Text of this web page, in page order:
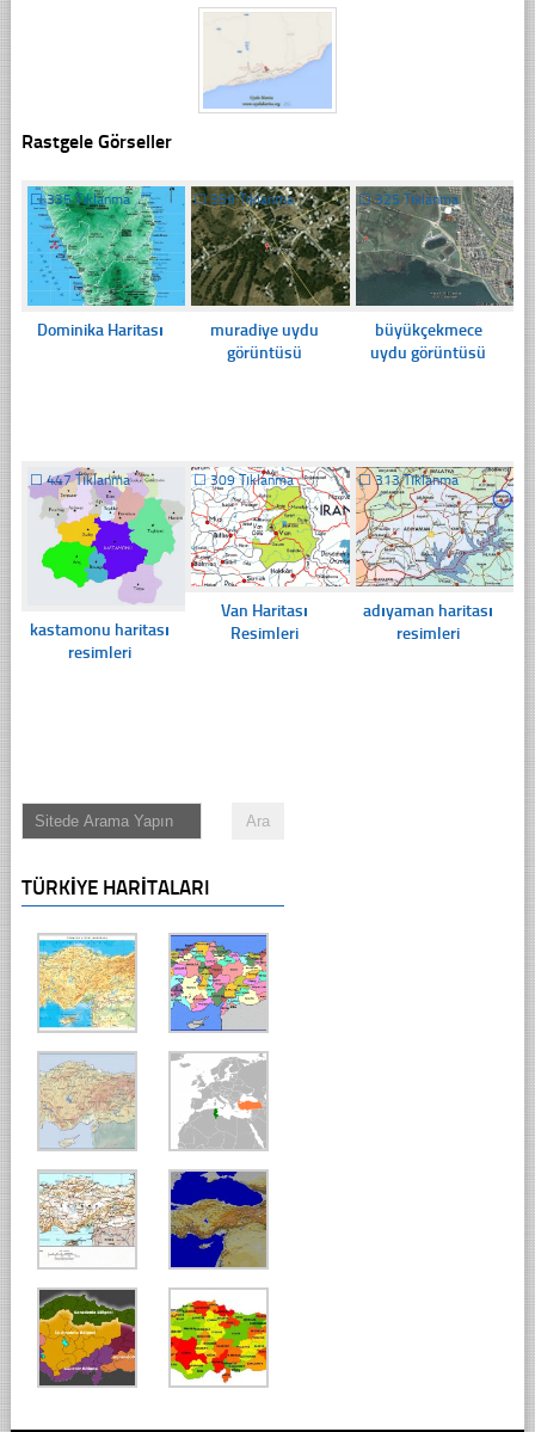
Rastgele Görseller
☐335 Tıklanma
Dominika Haritası
☐ 359 Tıklanma
muradiye uydu
görüntüsü
☐325 Tıklanma
büyükçekmece
uydu görüntüsü
☐447 Tıklanma
kastamonu haritası
resimleri
☐309 Tıklanma
Van Haritası
Resimleri
☐313 Tıklanma
adıyaman haritası
resimleri
TÜRKIYE HARITALARI